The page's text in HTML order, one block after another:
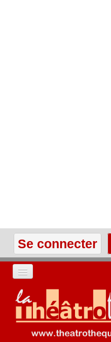
Se connecter
ACCUEIL
LES TEXTES